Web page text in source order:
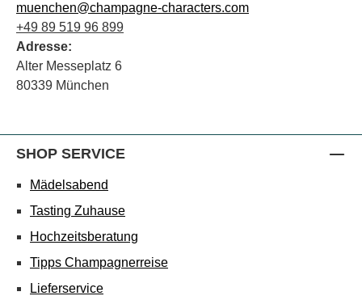
muenchen@champagne-characters.com
+49 89 519 96 899
Adresse:
Alter Messeplatz 6
80339 München
SHOP SERVICE
Mädelsabend
Tasting Zuhause
Hochzeitsberatung
Tipps Champagnerreise
Lieferservice